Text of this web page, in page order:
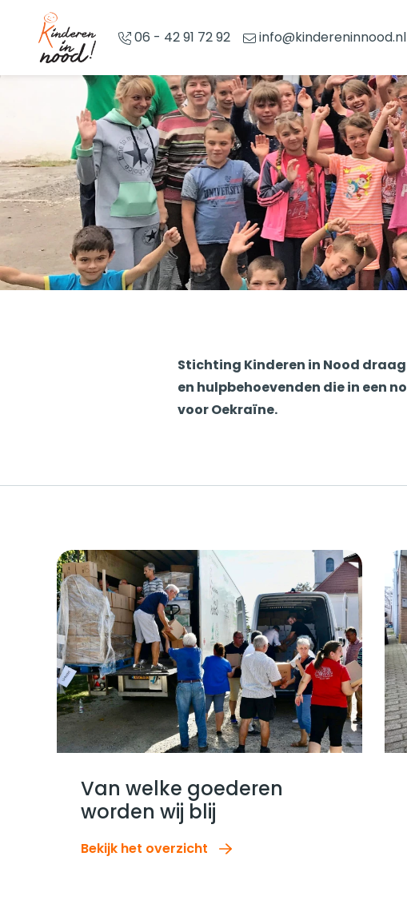
Overslaan en naar de inhoud gaan
06 - 42 91 72 92 info@kindereninnood.nl
Stichting Kinderen in Nood
en hulpbehoevenden die in een
voor Oekraïne.
Bekijk het overzicht
Van welke goederen
worden wij blij
Bekijk het overzicht